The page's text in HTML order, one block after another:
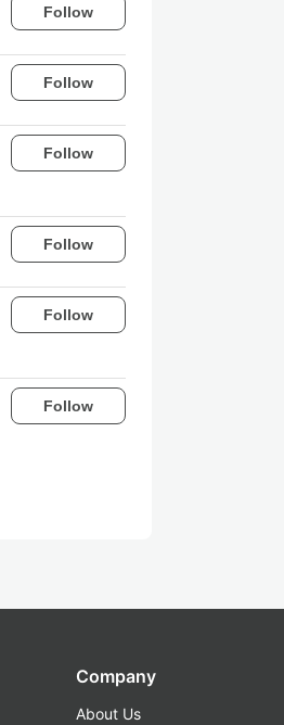
Follow
Follow
Follow
Follow
Follow
Follow
Company
About Us